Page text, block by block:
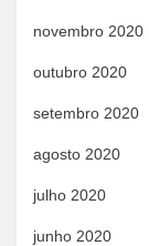
novembro 2020
outubro 2020
setembro 2020
agosto 2020
julho 2020
junho 2020